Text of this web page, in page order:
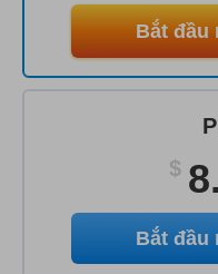
Bắt đầu
$
Bắt đầu